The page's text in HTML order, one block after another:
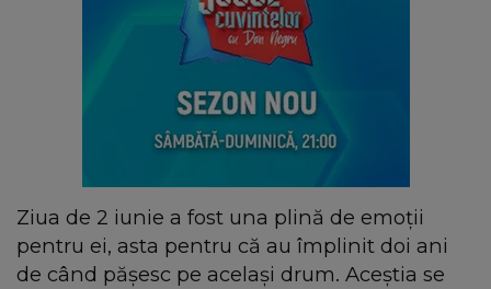
Ziua de 2 iunie a fost una plină de emoții
pentru ei, asta pentru că au împlinit doi ani
de când pășesc pe același drum. Aceștia se